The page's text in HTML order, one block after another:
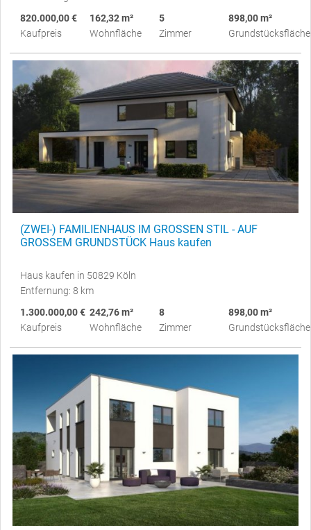
820.000,00 €
Kaufpreis
162,32 m²
Wohnfläche
5
Zimmer
898,00 m²
Grundstücksfläche
(ZWEI-) FAMILIENHAUS IM GROSSEN STIL - AUF
GROSSEM GRUNDSTÜCK Haus kaufen
Haus kaufen in 50829 Köln
Entfernung: 8 km
1.300.000,00 €
Kaufpreis
242,76 m²
Wohnfläche
8
Zimmer
898,00 m²
Grundstücksfläche